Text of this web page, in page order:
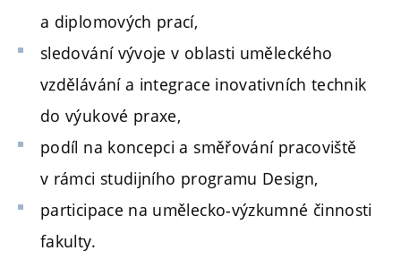
a diplomových prací,
sledování vývoje v oblasti uměleckého
vzdělávání a integrace inovativních technik
do výukové praxe,
podíl na koncepci a směřování pracoviště
v rámci studijního programu Design,
participace na umělecko-výzkumné činnosti
fakulty.